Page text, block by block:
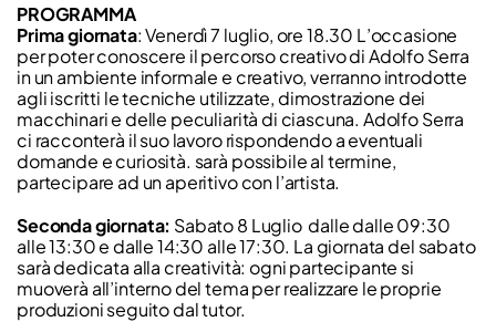
PROGRAMMA
Prima giornata: Venerdì 7 luglio, ore 18.30 L’occasione
per poter conoscere il percorso creativo di Adolfo Serra
in un ambiente informale e creativo, verranno introdotte
agli iscritti le tecniche utilizzate, dimostrazione dei
macchinari e delle peculiarità di ciascuna. Adolfo Serra
ci racconterà il suo lavoro rispondendo a eventuali
domande e curiosità. sarà possibile al termine,
partecipare ad un aperitivo con l’artista.
Seconda giornata: Sabato 8 Luglio dalle dalle 09:30
alle 13:30 e dalle 14:30 alle 17:30. La giornata del sabato
sarà dedicata alla creatività: ogni partecipante si
muoverà all’interno del tema per realizzare le proprie
produzioni seguito dal tutor.